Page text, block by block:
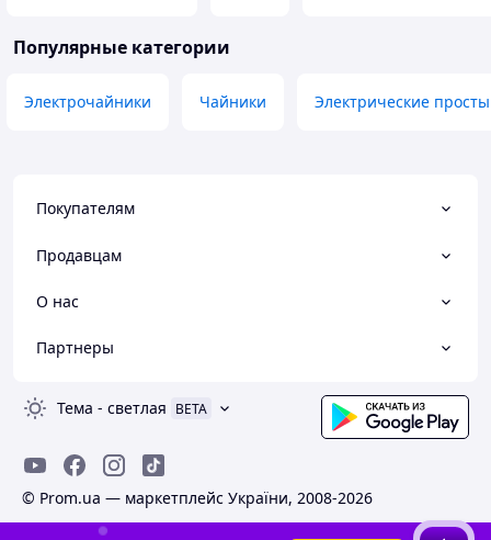
Популярные категории
Электрочайники Чайники Электрические
Покупателям
Продавцам
О нас
Партнеры
Тема - светлая BETA
© Prom.ua — маркетплейс України, 2008-2026